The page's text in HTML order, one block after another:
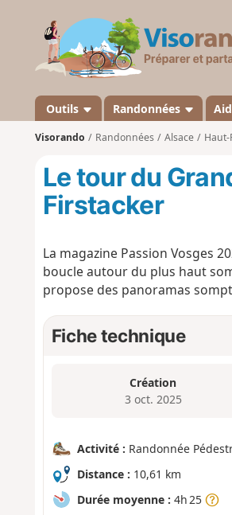
Outils Randonnées
Visorando Randonnées Alsace
Le tour du
Firstacker
La magazine Passion Vosges
boucle autour du plus haut
propose des panoramas
Fiche technique
Création
3 oct. 2025
Activité : Randonnée
Distance : 10,61 km
Durée moyenne : 4h 25